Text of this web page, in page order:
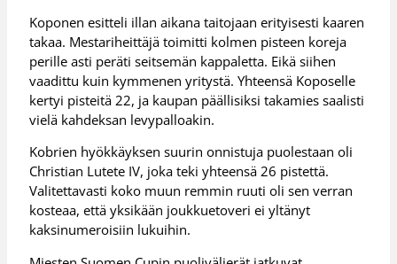
Koponen esitteli illan aikana taitojaan erityisesti kaaren
takaa. Mestariheittäjä toimitti kolmen pisteen koreja
perille asti peräti seitsemän kappaletta. Eikä siihen
vaadittu kuin kymmenen yritystä. Yhteensä Koposelle
kertyi pisteitä 22, ja kaupan päällisiksi takamies saalisti
vielä kahdeksan levypalloakin.
Kobrien hyökkäyksen suurin onnistuja puolestaan oli
Christian Lutete IV, joka teki yhteensä 26 pistettä.
Valitettavasti koko muun remmin ruuti oli sen verran
kosteaa, että yksikään joukkuetoveri ei yltänyt
kaksinumeroisiin lukuihin.